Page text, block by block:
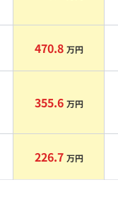
470.8 万円
355.6 万円
226.7 万円